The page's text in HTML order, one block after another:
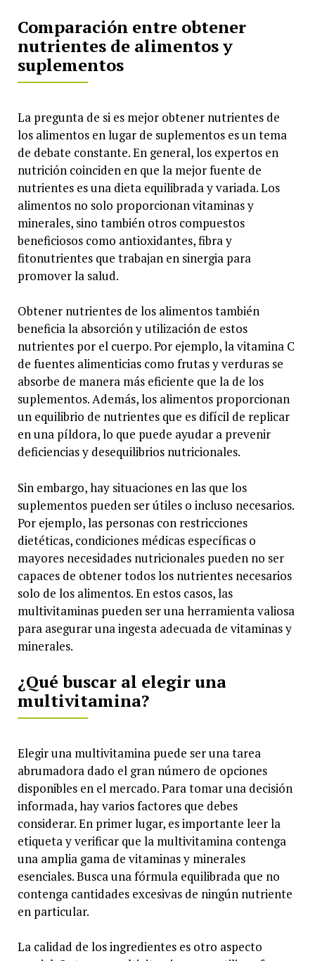
Comparación entre obtener
nutrientes de alimentos y
suplementos
La pregunta de si es mejor obtener nutrientes de
los alimentos en lugar de suplementos es un tema
de debate constante. En general, los expertos en
nutrición coinciden en que la mejor fuente de
nutrientes es una dieta equilibrada y variada. Los
alimentos no solo proporcionan vitaminas y
minerales, sino también otros compuestos
beneficiosos como antioxidantes, fibra y
fitonutrientes que trabajan en sinergia para
promover la salud.
Obtener nutrientes de los alimentos también
beneficia la absorción y utilización de estos
nutrientes por el cuerpo. Por ejemplo, la vitamina C
de fuentes alimenticias como frutas y verduras se
absorbe de manera más eficiente que la de los
suplementos. Además, los alimentos proporcionan
un equilibrio de nutrientes que es difícil de replicar
en una píldora, lo que puede ayudar a prevenir
deficiencias y desequilibrios nutricionales.
Sin embargo, hay situaciones en las que los
suplementos pueden ser útiles o incluso necesarios.
Por ejemplo, las personas con restricciones
dietéticas, condiciones médicas específicas o
mayores necesidades nutricionales pueden no ser
capaces de obtener todos los nutrientes necesarios
solo de los alimentos. En estos casos, las
multivitaminas pueden ser una herramienta valiosa
para asegurar una ingesta adecuada de vitaminas y
minerales.
¿Qué buscar al elegir una
multivitamina?
Elegir una multivitamina puede ser una tarea
abrumadora dado el gran número de opciones
disponibles en el mercado. Para tomar una decisión
informada, hay varios factores que debes
considerar. En primer lugar, es importante leer la
etiqueta y verificar que la multivitamina contenga
una amplia gama de vitaminas y minerales
esenciales. Busca una fórmula equilibrada que no
contenga cantidades excesivas de ningún nutriente
en particular.
La calidad de los ingredientes es otro aspecto